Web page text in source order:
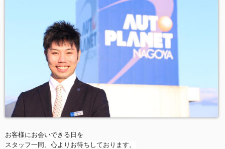
お客様にお会いできる日を
スタッフ一同、心よりお待ちしております。